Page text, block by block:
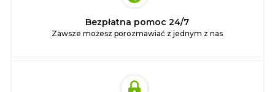
Bezpłatna pomoc 24/7
Zawsze możesz porozmawiać z jednym z nas